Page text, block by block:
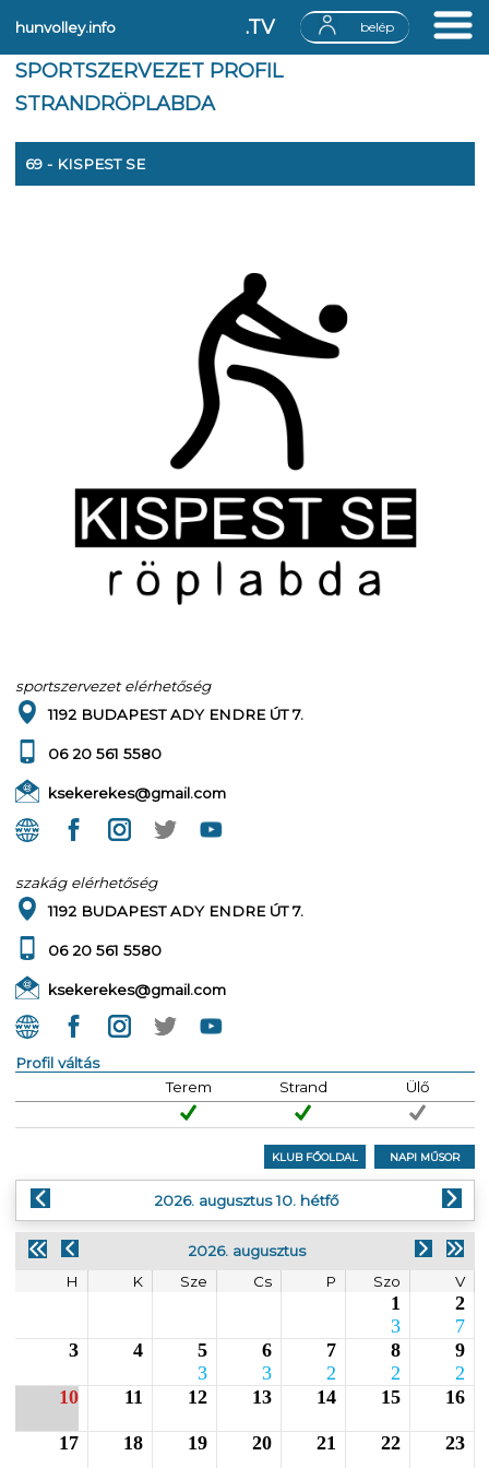
hunvolley.info .TV belép
SPORTSZERVEZET PROFIL
STRANDRÖPLABDA
69 - KISPEST SE
sportszervezet elérhetőség
1192 BUDAPEST ADY ENDRE ÚT 7.
06 20 561 5580
ksekerekes@gmail.com
szakág elérhetőség
1192 BUDAPEST ADY ENDRE ÚT 7.
06 20 561 5580
ksekerekes@gmail.com
Profil váltás
Terem
Strand Ülő
KLUB FŐOLDAL NAPI MŰSOR
2026. augusztus 10. hétfő
2026. augusztus
H
K Sze Cs P Szo V
1
3
2
7
3
4
5
3
6
3
7
2
8
2
9
2
10
11 12 13 14 15 16
17 18 19 20 21 22 23